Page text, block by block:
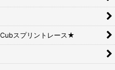
スプリントレース★